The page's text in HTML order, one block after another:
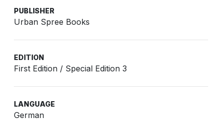
PUBLISHER
Urban Spree Books
EDITION
First Edition / Special Edition 3
LANGUAGE
German